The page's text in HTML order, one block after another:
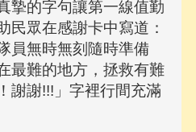
摯的字句讓第一線值勤
民眾在感謝卡中寫道：
員無時無刻隨時準備
最難的地方，拯救有難
謝謝!!!」字裡行間充滿